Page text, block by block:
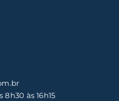
às 16h15